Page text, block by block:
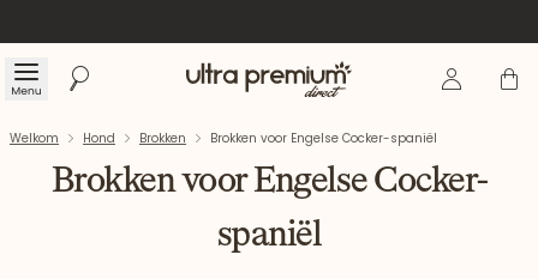
Menu Zoeken Welkom Inloggen
Welkom Hond Brokken​ Brokken voor Engelse Cocker-spaniël
Brokken voor Engelse Cocker-
spaniël